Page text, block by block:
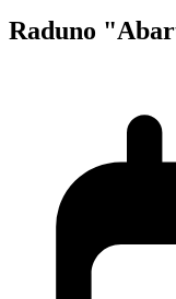
Raduno